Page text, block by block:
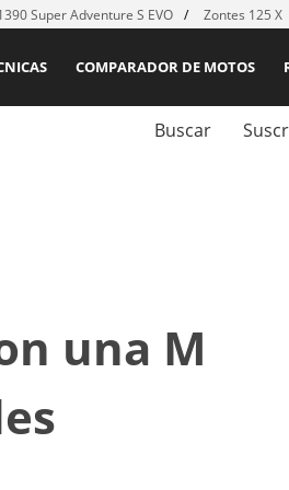
Super Adventure S EVO Zontes 125 X
COMPARADOR DE MOTOS
Buscar
una M